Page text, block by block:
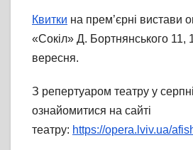
Квитки на прем’єрні вистави
«Сокіл» Д. Бортнянського 11,
вересня.
З репертуаром театру у
ознайомитися на сайті
театру: https://opera.lviv.ua/